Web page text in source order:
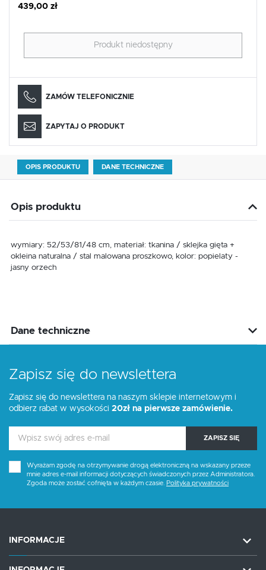
439,00 zł
Produkt niedostępny
ZAMÓW TELEFONICZNIE
ZAPYTAJ O PRODUKT
OPIS PRODUKTU DANE TECHNICZNE
Opis produktu
wymiary: 52/53/81/48 cm, materiał: tkanina / sklejka gięta +
okleina naturalna / stal malowana proszkowo, kolor: popielaty -
jasny orzech
Dane techniczne
Zapisz się do newslettera
Zapisz się do newslettera na naszym sklepie internetowym i
odbierz rabat w wysokości 20zł na pierwsze zamówienie.
ZAPISZ SIĘ
Wyrażam zgodę na otrzymywanie drogą elektroniczną na wskazany przeze
mnie adres e-mail informacji dotyczących świadczonych przez Administratora.
Zgoda może zostać cofnięta w każdym czasie. Polityka prywatności
INFORMACJE